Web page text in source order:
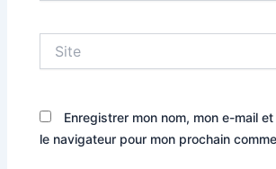
Enregistrer mon nom, mon e-mail
le navigateur pour mon prochain